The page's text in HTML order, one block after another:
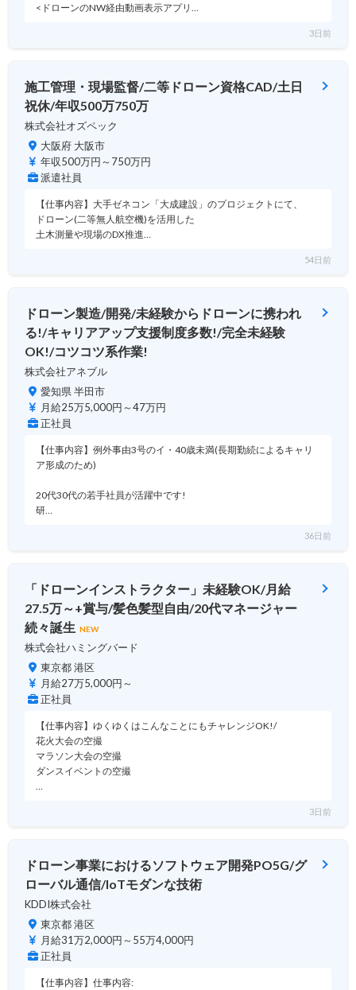
<ドローンのNW経由動画表示アプリ…
3日前
施工管理・現場監督/二等ドローン資格CAD/土日
祝休/年収500万750万
株式会社オズペック
大阪府 大阪市
年収500万円～750万円
派遣社員
【仕事内容】大手ゼネコン「大成建設」のプロジェクトにて、
ドローン(二等無人航空機)を活用した
土木測量や現場のDX推進…
54日前
ドローン製造/開発/未経験からドローンに携われ
る!/キャリアアップ支援制度多数!/完全未経験
OK!/コツコツ系作業!
株式会社アネブル
愛知県 半田市
月給25万5,000円～47万円
正社員
【仕事内容】例外事由3号のイ・40歳未満(長期勤続によるキャリ
ア形成のため)
20代30代の若手社員が活躍中です!
研…
36日前
「ドローンインストラクター」未経験OK/月給
27.5万～+賞与/髪色髪型自由/20代マネージャー
続々誕生 NEW
株式会社ハミングバード
東京都 港区
月給27万5,000円～
正社員
【仕事内容】ゆくゆくはこんなことにもチャレンジOK!/
花火大会の空撮
マラソン大会の空撮
ダンスイベントの空撮
…
3日前
ドローン事業におけるソフトウェア開発PO5G/グ
ローバル通信/IoTモダンな技術
KDDI株式会社
東京都 港区
月給31万2,000円～55万4,000円
正社員
【仕事内容】仕事内容: